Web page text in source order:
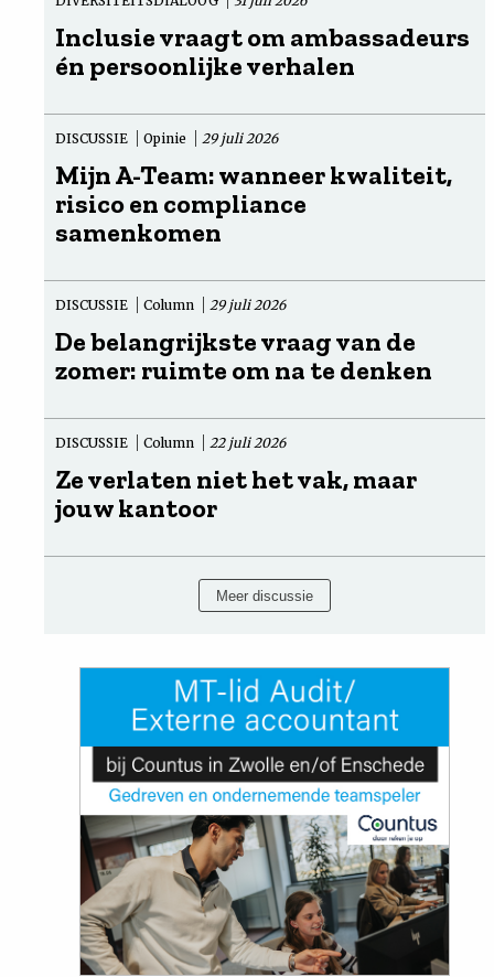
Inclusie vraagt om ambassadeurs
én persoonlijke verhalen
DISCUSSIE Opinie 29 juli 2026
Mijn A-Team: wanneer kwaliteit,
risico en compliance
samenkomen
DISCUSSIE Column 29 juli 2026
De belangrijkste vraag van de
zomer: ruimte om na te denken
DISCUSSIE Column 22 juli 2026
Ze verlaten niet het vak, maar
jouw kantoor
Meer discussie